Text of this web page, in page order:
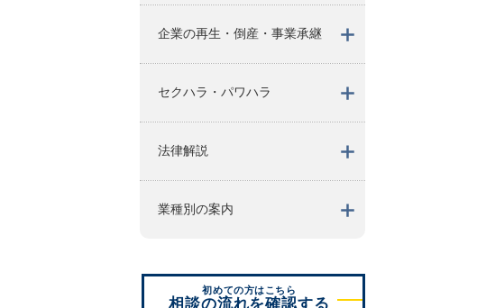
企業の再生・倒産・事業承継
セクハラ・パワハラ
法律解説
業種別の案内
初めての方はこちら
相談の流れを確認する